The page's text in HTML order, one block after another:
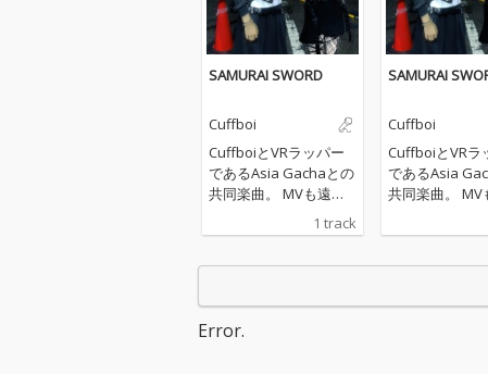
SAMURAI SWORD
Cuffboi
CuffboiとVRラッパー
であるAsia Gachaとの
共同楽曲。 MVも遠隔
1 track
SAMURAI
Cuffboi
CuffboiとVRラ
であるAsia
共同楽曲。 MVも遠隔
Error.